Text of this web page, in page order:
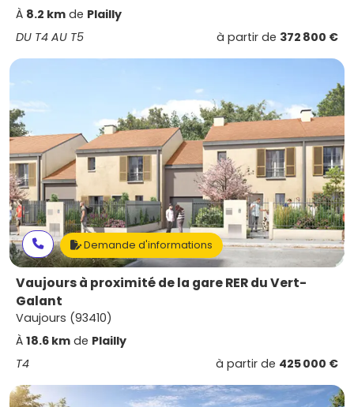
À 8.2 km de Plailly
DU T4 AU T5
à partir de 372 800 €
Demande d'informations
Vaujours à proximité de la gare RER du Vert-
Galant
Vaujours (93410)
À 18.6 km de Plailly
T4
à partir de 425 000 €